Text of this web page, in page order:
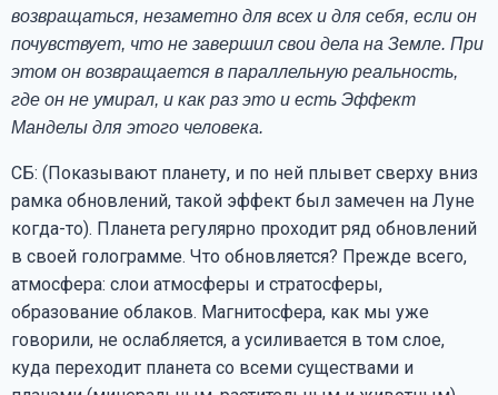
возвращаться, незаметно для всех и для себя, если он
почувствует, что не завершил свои дела на Земле. При
этом он возвращается в параллельную реальность,
где он не умирал, и как раз это и есть Эффект
Манделы для этого человека.
СБ: (Показывают планету, и по ней плывет сверху вниз
рамка обновлений, такой эффект был замечен на Луне
когда-то). Планета регулярно проходит ряд обновлений
в своей голограмме. Что обновляется? Прежде всего,
атмосфера: слои атмосферы и стратосферы,
образование облаков. Магнитосфера, как мы уже
говорили, не ослабляется, а усиливается в том слое,
куда переходит планета со всеми существами и